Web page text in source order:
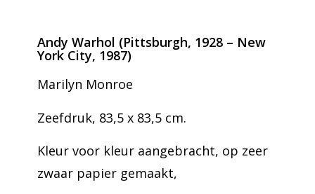
Andy Warhol (Pittsburgh, 1928 – New
York City, 1987)
Marilyn Monroe
Zeefdruk, 83,5 x 83,5 cm.
Kleur voor kleur aangebracht, op zeer
zwaar papier gemaakt,